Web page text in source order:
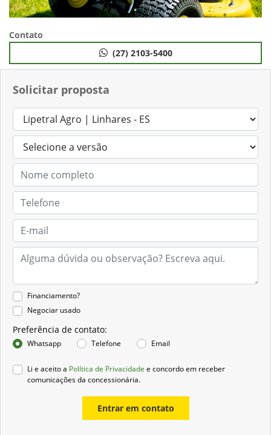
Solicitar proposta
Financiamento?
Negociar usado
Preferência de contato:
Whatsapp Telefone Email
Li e aceito a Política de Privacidade e concordo em receber
comunicações da concessionária.
Entrar em contato
Contato
(27) 2103-5400